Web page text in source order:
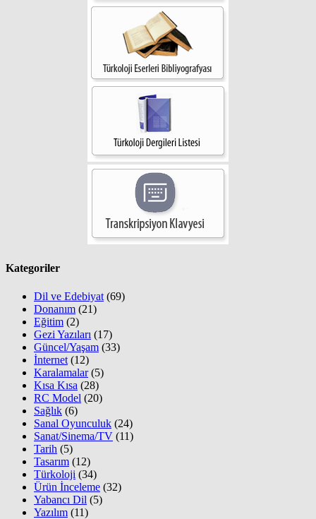
Kategoriler
Dil ve Edebiyat (69)
Donanım (21)
Eğitim (2)
Gezi Yazıları (17)
Güncel/Yaşam (33)
İnternet (12)
Karalamalar(5)
Kısa Kısa (28)
RC Model (20)
Sağlık (6)
Sanal Oyunculuk (24)
Sanat/Sinema/TV (11)
Tarih (5)
Tasarım (12)
Türkoloji (34)
Ürün İnceleme (32)
Yabancı Dil (5)
Yazılım (11)